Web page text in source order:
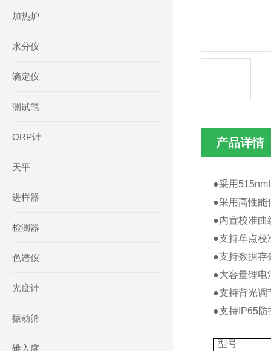
加热炉
水分仪
滴定仪
测试笔
ORP计
天平
进样器
检测器
色谱仪
光度计
振动筛
锥入度
产品详情
●采用
●采用高性能
●内置校准曲
●支持单点校
●支持数据存
●大容量锂电
●支持背光调
●支持IP65防
型号